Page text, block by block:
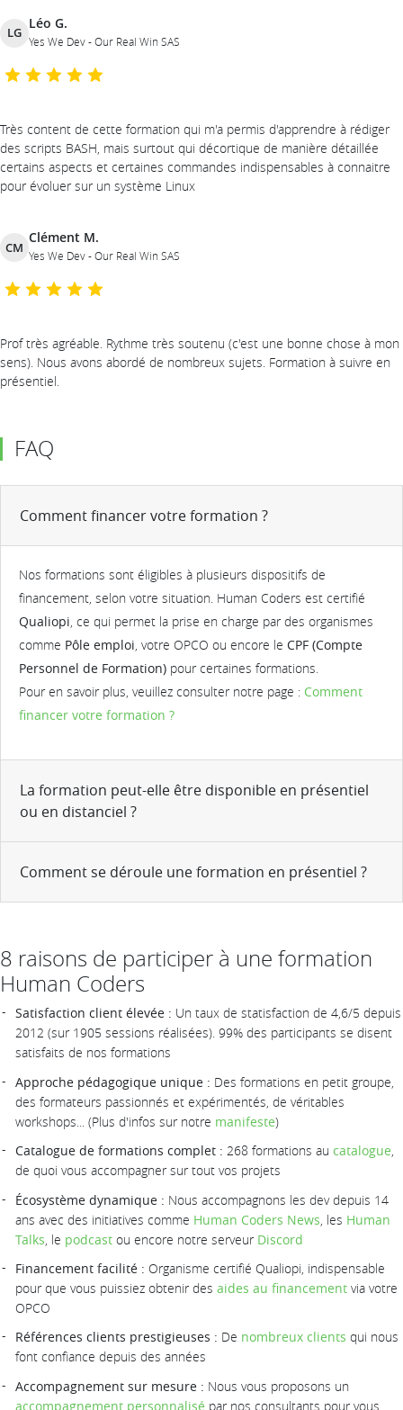
LG
Léo G.
Yes We Dev - Our Real Win SAS
Très content de cette formation qui m'a permis d'apprendre à rédiger
des scripts BASH, mais surtout qui décortique de manière détaillée
certains aspects et certaines commandes indispensables à connaitre
pour évoluer sur un système Linux
CM
Clément M.
Yes We Dev - Our Real Win SAS
Prof très agréable. Rythme très soutenu (c'est une bonne chose à mon
sens). Nous avons abordé de nombreux sujets. Formation à suivre en
présentiel.
FAQ
Comment financer votre formation ?
Nos formations sont éligibles à plusieurs dispositifs de
financement, selon votre situation. Human Coders est certifié
Qualiopi, ce qui permet la prise en charge par des organismes
comme Pôle emploi, votre OPCO ou encore le CPF (Compte
Personnel de Formation) pour certaines formations.
Pour en savoir plus, veuillez consulter notre page : Comment
financer votre formation ?
La formation peut-elle être disponible en présentiel
ou en distanciel ?
Comment se déroule une formation en présentiel ?
8 raisons de participer à une formation
Human Coders
Satisfaction client élevée : Un taux de statisfaction de 4,6/5 depuis
2012 (sur 1905 sessions réalisées). 99% des participants se disent
satisfaits de nos formations
Approche pédagogique unique : Des formations en petit groupe,
des formateurs passionnés et expérimentés, de véritables
workshops... (Plus d'infos sur notre manifeste)
Catalogue de formations complet : 268 formations au catalogue,
de quoi vous accompagner sur tout vos projets
Écosystème dynamique : Nous accompagnons les dev depuis 14
ans avec des initiatives comme Human Coders News , les Human
Talks , le podcast ou encore notre serveur Discord
Financement facilité : Organisme certifié Qualiopi, indispensable
pour que vous puissiez obtenir des aides au financement via votre
OPCO
Références clients prestigieuses : De nombreux clients qui nous
font confiance depuis des années
Accompagnement sur mesure : Nous vous proposons un
accompagnement personnalisé par nos consultants pour vous